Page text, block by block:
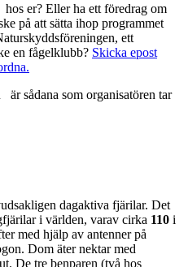
er? Eller ha ett föredrag om
på att sätta ihop programmet
ett
en fågelklubb? Skicka epost
är sådana som organisatören tar
dagaktiva fjärilar. Det
i världen, varav cirka 110 i
med hjälp av antenner på
Dom äter nektar med
De tre benparen (två hos